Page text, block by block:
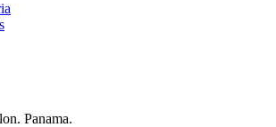
Panama.